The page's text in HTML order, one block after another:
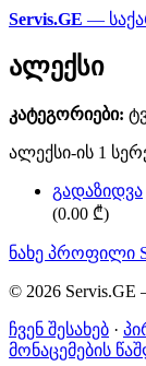
Servis.GE —
ალექსი
კატეგორიები:
ალექსი-ის 1
გადაზიდვა
(0.00 ₾)
ნახე პროფილი
© 2026
ჩვენ შესახებ ·
მონაცემების